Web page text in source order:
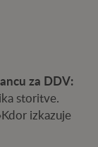
za DDV:
storitve.
izkazuje